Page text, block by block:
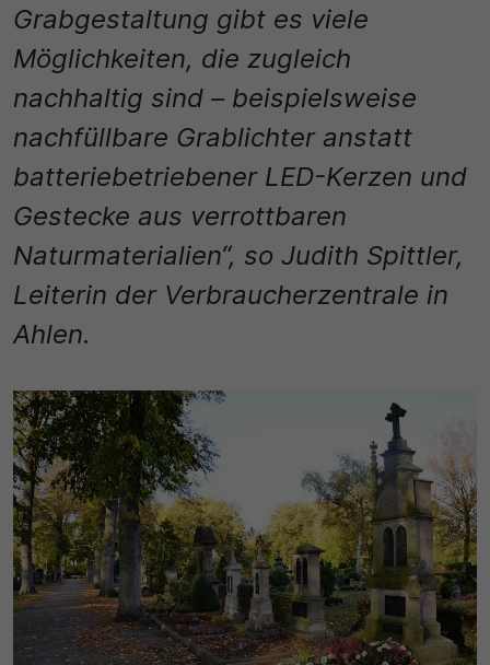
Grabgestaltung gibt es viele
Möglichkeiten, die zugleich
nachhaltig sind – beispielsweise
nachfüllbare Grablichter anstatt
batteriebetriebener LED-Kerzen und
Gestecke aus verrottbaren
Naturmaterialien“, so Judith Spittler,
Leiterin der Verbraucherzentrale in
Ahlen.
Name
SgCookieOptin.lastPreferences
Anbieter
Cookie Consent / Ahlen
Zweck
Dieser Wert speichert Ihre Consent-Einstellungen.
Einstellungen, falls der Webseiten-Betreiber dies
eingestellt hat.
Matomo
Laufzeit
1 Jahr
Wird für statistische Zwecke verwendet, um Details
wie die eindeutige Besucher-ID zu speichern.
Name
_pk_ses\..*$
Anbieter
Matomo
Laufzeit
30 Minuten
Zweck
Wird für statistische Zwecke verwendet, um
vorübergehende Daten des Besuchs zu speichern.